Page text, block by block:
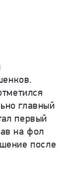
главный
первый
на фол
после